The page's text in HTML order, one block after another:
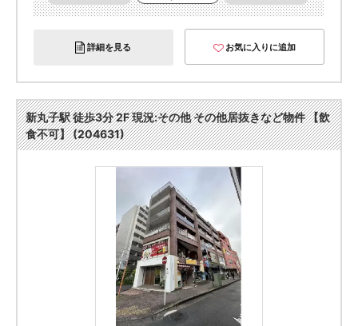
詳細を見る お気に入りに追加
新丸子駅 徒歩3分 2F 現況:その他 その他居抜きなど物件 【飲
食不可】 (204631)